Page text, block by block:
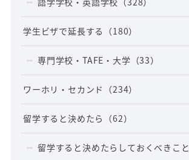
学生ビザで延長する （180）
専門学校・TAFE・大学 （33）
ワーホリ・セカンド （234）
留学すると決めたら （62）
留学すると決めたらしておくべきこと